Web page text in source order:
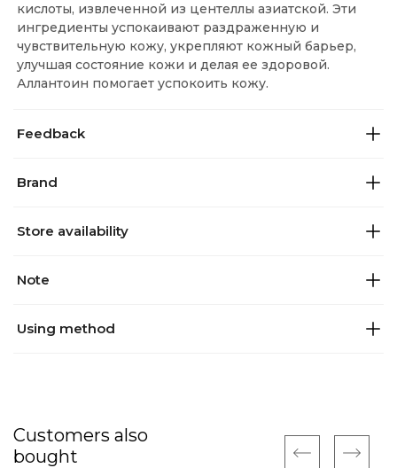
кислоты, извлеченной из центеллы азиатской. Эти
ингредиенты успокаивают раздраженную и
чувствительную кожу, укрепляют кожный барьер,
улучшая состояние кожи и делая ее здоровой.
Аллантоин помогает успокоить кожу.
Feedback
Brand
Store availability
Note
Using method
Customers also
bought